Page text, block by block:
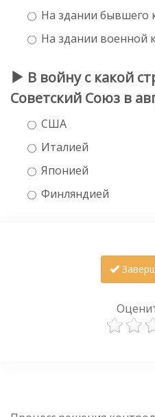
На здании бывшего
На здании военной
В войну с какой
Советский Союз в
США
Италией
Японией
Финляндией